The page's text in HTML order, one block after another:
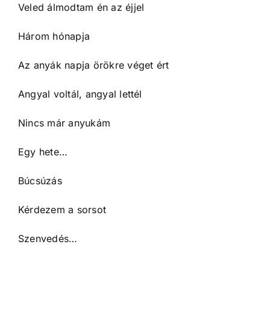
Veled álmodtam én az éjjel
Három hónapja
Az anyák napja örökre véget ért
Angyal voltál, angyal lettél
Nincs már anyukám
Egy hete…
Búcsúzás
Kérdezem a sorsot
Szenvedés…